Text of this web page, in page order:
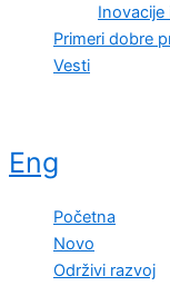
Primeri dobre
Vesti
Eng
Početna
Novo
Održivi razvoj